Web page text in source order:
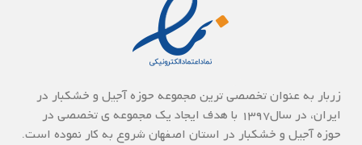
زربار به عنوان تخصصی ترین مجموعه حوزه آجیل و خشکبار در
ایران، در سال1397 با هدف ایجاد یک مجموعه ی تخصصی در
حوزه آجیل و خشکبار در استان اصفهان شروع به کار نموده است.